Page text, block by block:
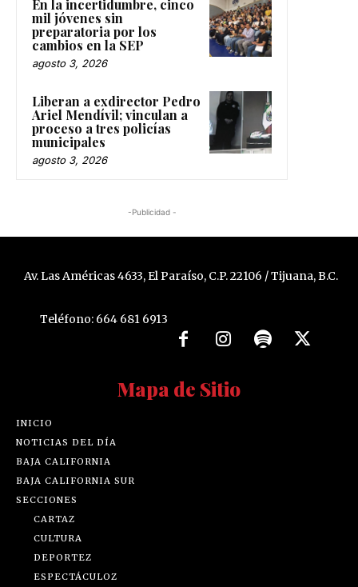
En la incertidumbre, cinco
mil jóvenes sin
preparatoria por los
cambios en la SEP
agosto 3, 2026
Liberan a exdirector Pedro
Ariel Mendívil; vinculan a
proceso a tres policías
municipales
agosto 3, 2026
-Publicidad -
Av. Las Américas 4633, El Paraíso, C.P. 22106 / Tijuana, B.C.
Teléfono: 664 681 6913
Mapa de Sitio
INICIO
NOTICIAS DEL DÍA
BAJA CALIFORNIA
BAJA CALIFORNIA SUR
SECCIONES
CARTAZ
CULTURA
DEPORTEZ
ESPECTÁCULOZ